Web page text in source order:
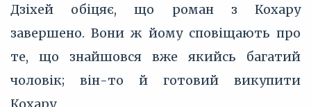
Дзіхей обіцяє, що роман з Кохару
завершено. Вони ж йому сповіщають про
те, що знайшовся вже якийсь багатий
чоловік; він-то й готовий викупити